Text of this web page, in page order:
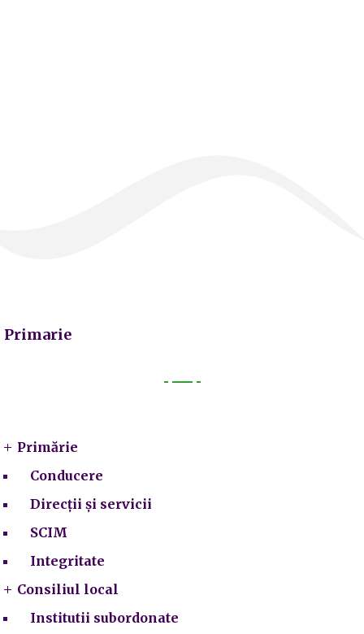
Primarie
Primărie
Conducere
Direcții și servicii
SCIM
Integritate
Consiliul local
Institutii subordonate